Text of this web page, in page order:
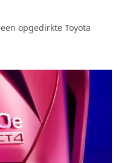
opgedirkte Toyota